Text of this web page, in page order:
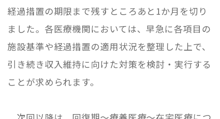
経過措置の期限まで残すところあと 1か月を切り
ました。各医療機関においては、早急に各項目の
施設基準や経過措置の適用状況を整理した上で、
引き続き収入維持に向けた対策を検討・実行する
ことが求められます。